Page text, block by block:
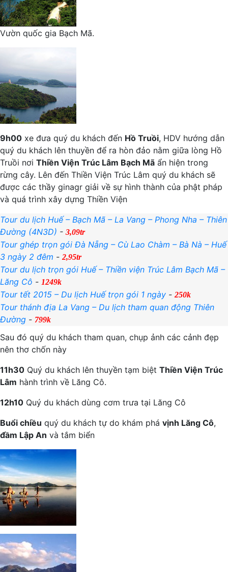
Vườn quốc gia Bạch Mã.
9h00 xe đưa quý du khách đến Hồ Truồi, HDV hướng dẫn
quý du khách lên thuyền để ra hòn đảo nằm giữa lòng Hồ
Truồi nơi Thiền Viện Trúc Lâm Bạch Mã ẩn hiện trong
rừng cây. Lên đến Thiền Viện Trúc Lâm quý du khách sẽ
được các thầy ginagr giải về sự hình thành của phật pháp
và quá trình xây dựng Thiền Viện
Tour du lịch Huế – Bạch Mã – La Vang – Phong Nha – Thiên
Đường (4N3D) - 3,09tr
Tour ghép trọn gói Đà Nẵng – Cù Lao Chàm – Bà Nà – Huế
3 ngày 2 đêm -2,95tr
Tour du lịch trọn gói Huế – Thiền viện Trúc Lâm Bạch Mã –
Lăng Cô - 1249k
Tour tết 2015 – Du lịch Huế trọn gói 1 ngày -250k
Tour thánh địa La Vang – Du lịch tham quan động Thiên
Đường - 799k
Sau đó quý du khách tham quan, chụp ảnh các cảnh đẹp
nên thơ chốn này
11h30 Quý du khách lên thuyền tạm biệt Thiền Viện Trúc
Lâm hành trình về Lăng Cô.
12h10 Quý du khách dùng cơm trưa tại Lăng Cô
Buổi chiều quý du khách tự do khám phá vịnh Lăng Cô,
đầm Lập An và tắm biển